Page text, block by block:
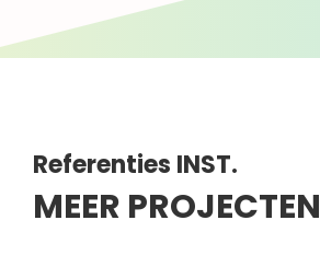
Referenties INST.
MEER PROJECTEN